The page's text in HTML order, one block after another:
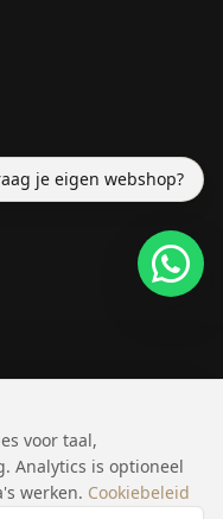
je eigen webshop?
voor taal,
Analytics is optioneel
werken. Cookiebeleid